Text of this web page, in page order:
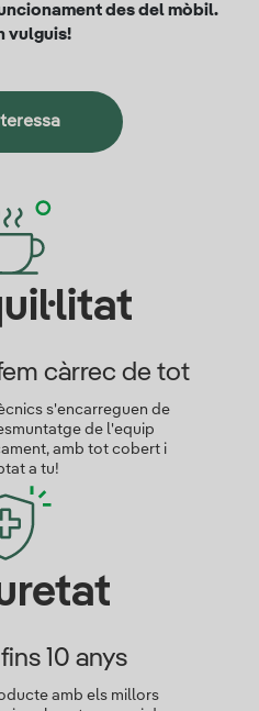
des del mòbil.
vulguis!
càrrec de tot
s'encarreguen de
de l'equip
amb tot cobert i
a tu!
10 anys
amb els millors